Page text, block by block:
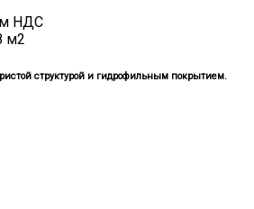
НДС
м2
структурой и гидрофильным покрытием.